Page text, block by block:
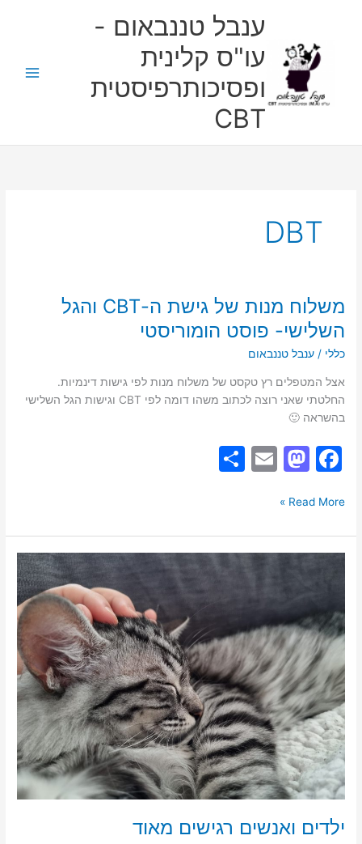
ענבל טננבאום -
עו"ס קלינית
ופסיכותרפיסטית
CBT
DBT
משלוח מנות של גישת ה-CBT והגל
השלישי- פוסט הומוריסטי
כללי /ענבל טננבאום
אצל המטפלים רץ טקסט של משלוח מנות לפי גישות דינמיות.
החלטתי שאני רוצה לכתוב משהו דומה לפי CBT וגישות הגל השלישי
בהשראה 🙂
F
c
e
b
o
o
k
M
st
o
d
n
E
l
e
משלוח
של
גישת
פוסט
הומוריסטי
Read More »
ילדים ואנשים רגישים מאוד
ילדים
מאוד